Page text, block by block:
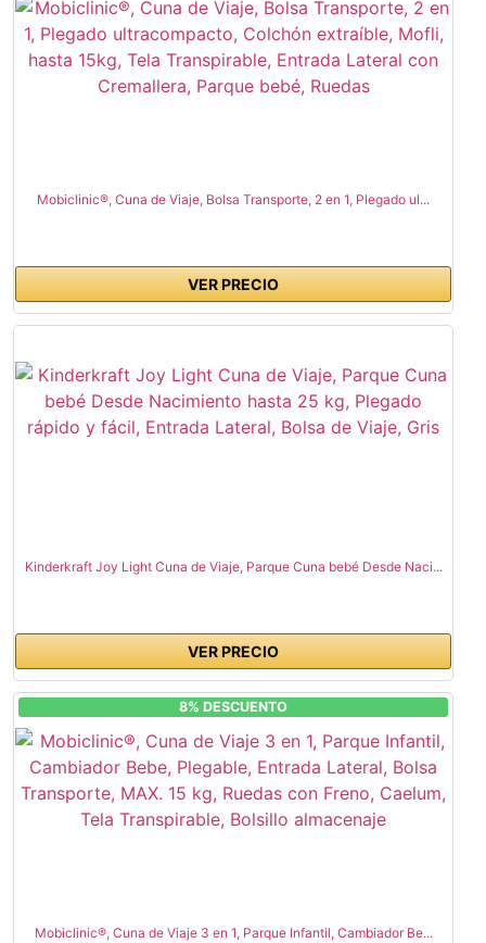
Mobiclinic®, Cuna de Viaje, Bolsa Transporte, 2 en 1, Plegado ul...
VER PRECIO
Kinderkraft Joy Light Cuna de Viaje, Parque Cuna bebé Desde Naci...
VER PRECIO
8% DESCUENTO
Mobiclinic®, Cuna de Viaje 3 en 1, Parque Infantil, Cambiador Be...